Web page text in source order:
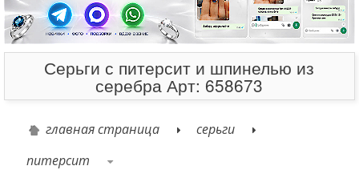
Серьги с питерсит и шпинелью из
серебра Арт: 658673
главная страница
серьги
питерсит